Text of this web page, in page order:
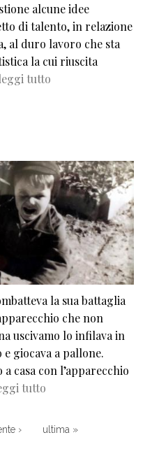
alcune idee
di talento, in relazione
al duro lavoro che sta
la cui riuscita
tutto
la sua battaglia
che non
uscivamo lo infilava in
giocava a pallone.
casa con l’apparecchio
tutto
›Next page
ultima »Last page